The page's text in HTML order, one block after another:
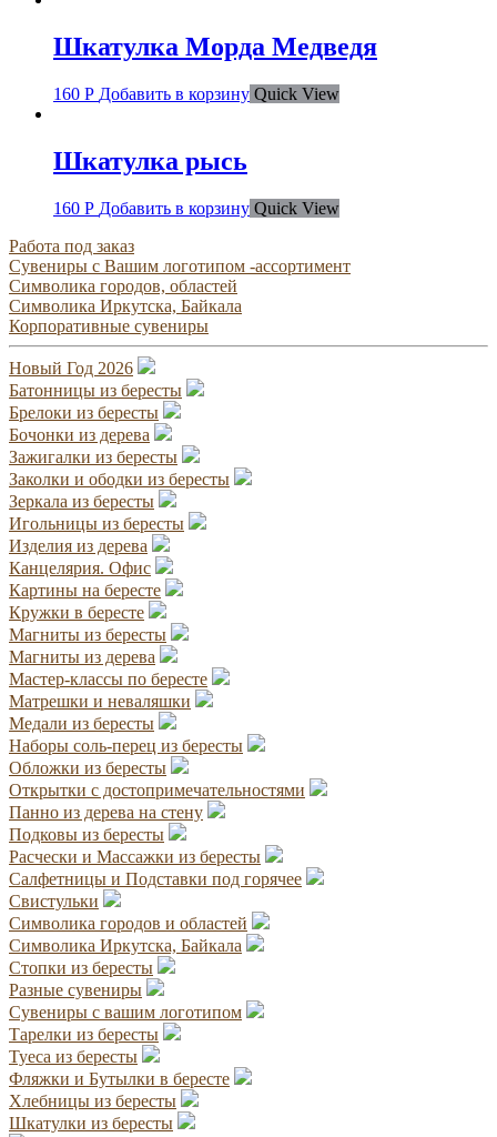
Шкатулка Морда Медведя
160 Р Добавить в корзину Quick View
Шкатулка рысь
160 Р Добавить в корзину Quick View
Работа под заказ
Сувениры с Вашим логотипом -ассортимент
Символика городов, областей
Символика Иркутска, Байкала
Корпоративные сувениры
Новый Год 2026
Батонницы из бересты
Брелоки из бересты
Бочонки из дерева
Зажигалки из бересты
Заколки и ободки из бересты
Зеркала из бересты
Игольницы из бересты
Изделия из дерева
Канцелярия. Офис
Картины на бересте
Кружки в бересте
Магниты из бересты
Магниты из дерева
Мастер-классы по бересте
Матрешки и неваляшки
Медали из бересты
Наборы соль-перец из бересты
Обложки из бересты
Открытки с достопримечательностями
Панно из дерева на стену
Подковы из бересты
Расчески и Массажки из бересты
Салфетницы и Подставки под горячее
Свистульки
Символика городов и областей
Символика Иркутска, Байкала
Стопки из бересты
Разные сувениры
Сувениры с вашим логотипом
Тарелки из бересты
Туеса из бересты
Фляжки и Бутылки в бересте
Хлебницы из бересты
Шкатулки из бересты